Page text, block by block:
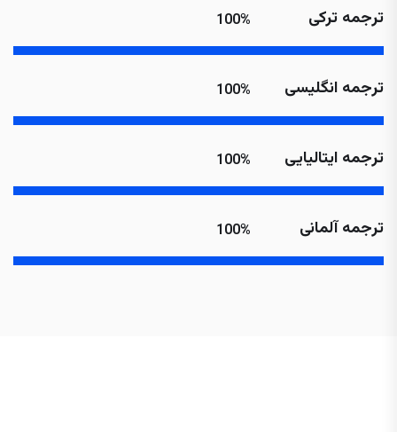
ترجمه ترکی 100%
ترجمه انگلیسی 100%
ترجمه ایتالیایی 100%
ترجمه آلمانی 100%